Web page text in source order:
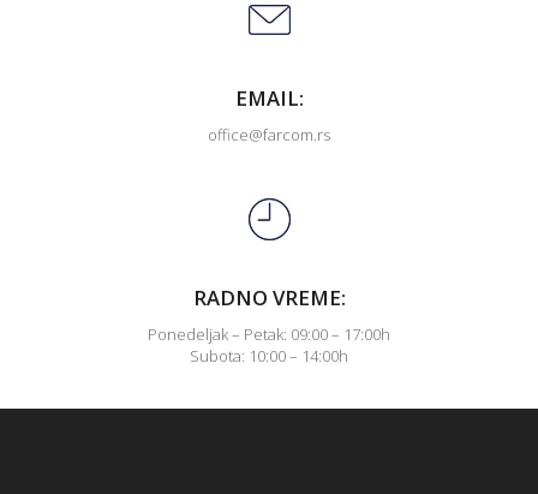
EMAIL:
office@farcom.rs
RADNO VREME:
Ponedeljak – Petak: 09:00 – 17:00h
Subota: 10:00 – 14:00h